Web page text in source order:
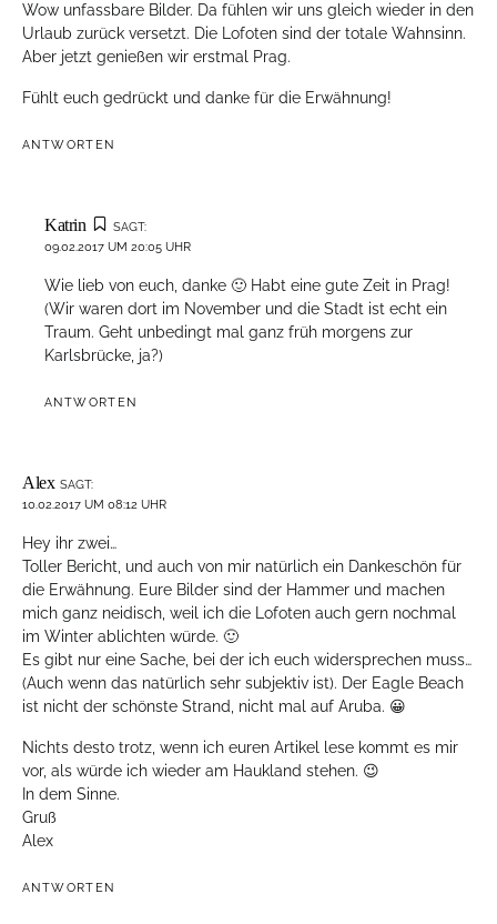
Wow unfassbare Bilder. Da fühlen wir uns gleich wieder in den
Urlaub zurück versetzt. Die Lofoten sind der totale Wahnsinn.
Aber jetzt genießen wir erstmal Prag.
Fühlt euch gedrückt und danke für die Erwähnung!
ANTWORTEN
Katrin
SAGT:
09.02.2017 UM 20:05 UHR
Wie lieb von euch, danke 🙂 Habt eine gute Zeit in Prag!
(Wir waren dort im November und die Stadt ist echt ein
Traum. Geht unbedingt mal ganz früh morgens zur
Karlsbrücke, ja?)
ANTWORTEN
Alex SAGT:
10.02.2017 UM 08:12 UHR
Hey ihr zwei…
Toller Bericht, und auch von mir natürlich ein Dankeschön für
die Erwähnung. Eure Bilder sind der Hammer und machen
mich ganz neidisch, weil ich die Lofoten auch gern nochmal
im Winter ablichten würde. 🙂
Es gibt nur eine Sache, bei der ich euch widersprechen muss…
(Auch wenn das natürlich sehr subjektiv ist). Der Eagle Beach
ist nicht der schönste Strand, nicht mal auf Aruba. 😀
Nichts desto trotz, wenn ich euren Artikel lese kommt es mir
vor, als würde ich wieder am Haukland stehen. 😉
In dem Sinne.
Gruß
Alex
ANTWORTEN